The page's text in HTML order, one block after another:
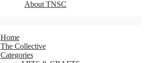
About TNSC
Home
The Collective
Categories